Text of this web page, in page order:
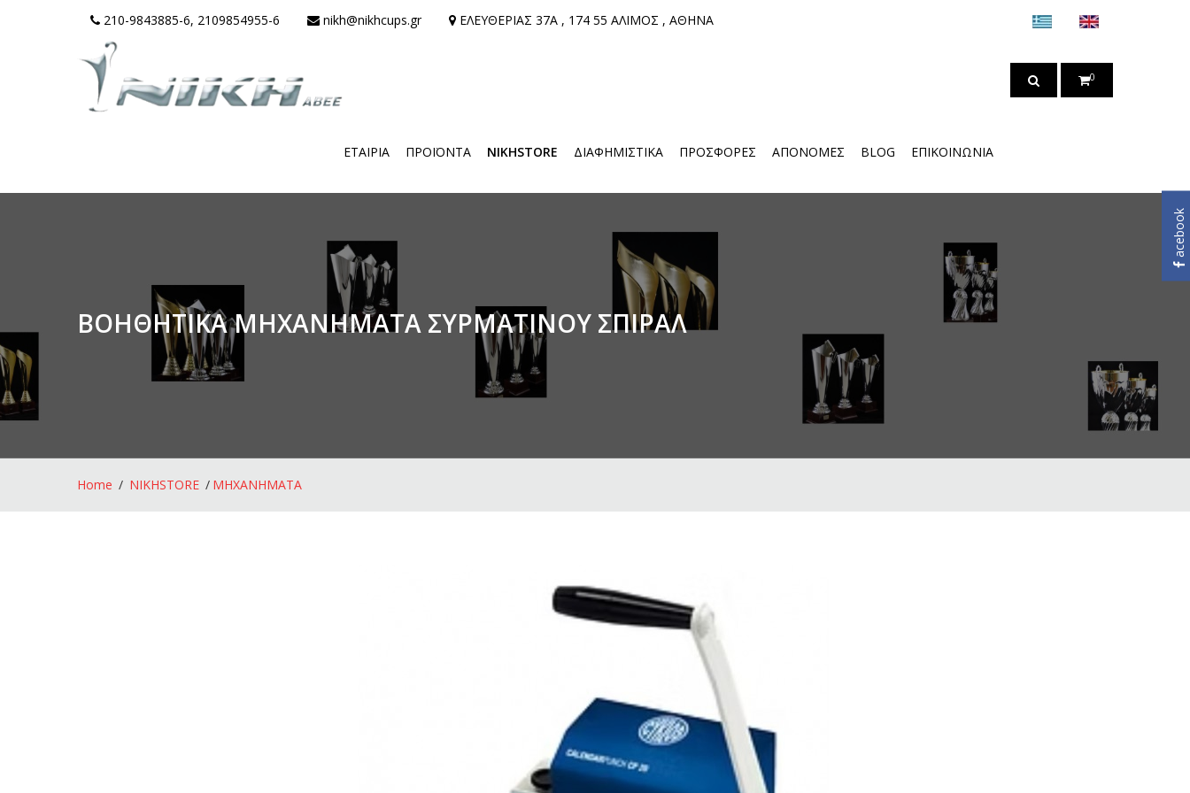
210-9843885-6, 2109854955-6 nikh@nikhcups.gr ΕΛΕΥΘΕΡΙΑΣ 37Α , 174 55 ΑΛΙΜΟΣ , ΑΘΗΝΑ
0
ΕΤΑΙΡΊΑ ΠΡΟΪΌΝΤΑ NIKHSTORE ΔΙΑΦΗΜΙΣΤΙΚΑ ΠΡΟΣΦΟΡΕΣ ΑΠΟΝΟΜΈΣ BLOG ΕΠΙΚΟΙΝΩΝΊΑ
ΒΟΗΘΗΤΙΚΑ ΜΗΧΑΝΗΜΑΤΑ ΣΥΡΜΑΤΙΝΟΥ ΣΠΙΡΑΛ
Home NIKHSTORE ΜΗΧΑΝΗΜΑΤΑ
acebook